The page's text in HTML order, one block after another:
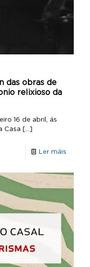
das obras de
relixioso da
16 de abril, ás
Casa […]
Ler máis